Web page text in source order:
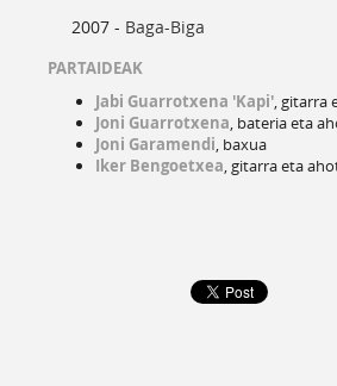
2007 - Baga-Biga
PARTAIDEAK
Jabi Guarrotxena 'Kapi', gitarra
Joni Guarrotxena, bateria eta
Joni Garamendi, baxua
Iker Bengoetxea, gitarra eta